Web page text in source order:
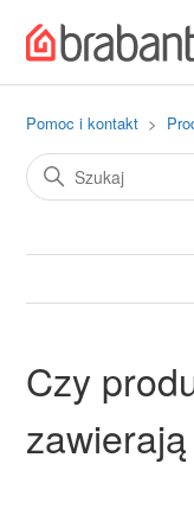
Pomoc i kontakt
Czy